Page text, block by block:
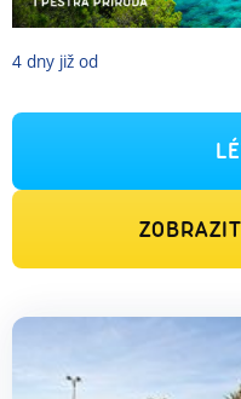
4 dny již od
ZOBRAZIT